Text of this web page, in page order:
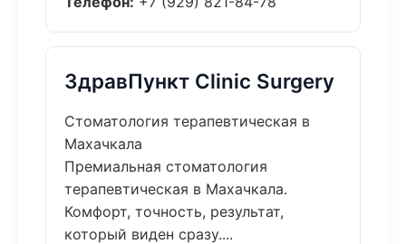
ЗдравПункт Clinic Surgery
Стоматология терапевтическая в
Махачкала
Премиальная стоматология
терапевтическая в Махачкала.
Комфорт, точность, результат,
который виден сразу....